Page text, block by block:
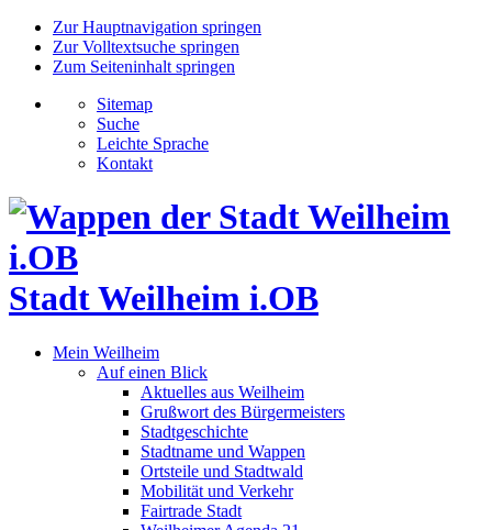
Zur Hauptnavigation springen
Zur Volltextsuche springen
Zum Seiteninhalt springen
Sitemap
Suche
Leichte Sprache
Kontakt
Stadt Weilheim i.OB
Mein Weilheim
Auf einen Blick
Aktuelles aus Weilheim
Grußwort des Bürgermeisters
Stadtgeschichte
Stadtname und Wappen
Ortsteile und Stadtwald
Mobilität und Verkehr
Fairtrade Stadt